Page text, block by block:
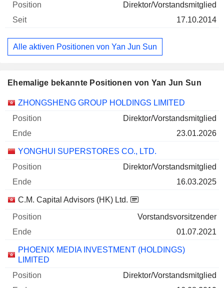
Direktor/Vorstandsmitglied
17.10.2014
Alle aktiven Positionen von Yan Jun Sun
Ehemalige bekannte Positionen von Yan Jun Sun
Unternehmen Position Ende
ZHONGSHENG GROUP HOLDINGS LIMITED
Direktor/Vorstandsmitglied
23.01.2026
YONGHUI SUPERSTORES CO., LTD.
Direktor/Vorstandsmitglied
16.03.2025
C.M. Capital Advisors (HK) Ltd.
Vorstandsvorsitzender
01.07.2021
PHOENIX MEDIA INVESTMENT (HOLDINGS)
LIMITED
Direktor/Vorstandsmitglied